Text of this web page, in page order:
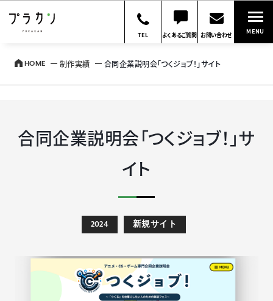
TEL よくあるご質問 お問い合わせ MENU
HOME 制作実績 合同企業説明会「つくジョブ！」サイト
合同企業説明会「つくジョブ！」サ
イト
2024 新規サイト